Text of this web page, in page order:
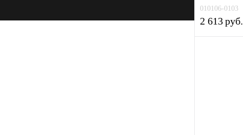
010106-0103
2 613руб.